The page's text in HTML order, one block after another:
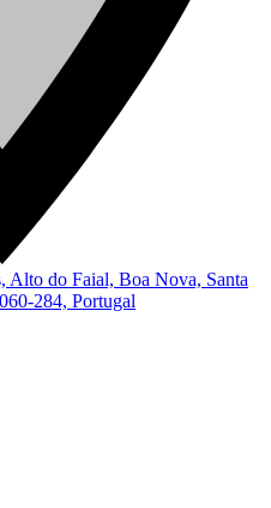
Alto do Faial, Boa Nova, Santa
284, Portugal